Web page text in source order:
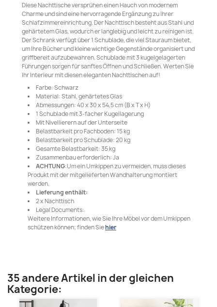
Diese Nachttische versprühen einen Hauch von modernem
Charme und sind eine hervorragende Ergänzung zu Ihrer
Schlafzimmereinrichtung. Der Nachttisch besteht aus Stahl und
gehärtetem Glas, wodurch er langlebig und leicht zu reinigen ist.
Der Schrank verfügt über 1 Schublade, die viel Stauraum bietet,
um Ihre Bücher und kleine wichtige Gegenstände organisiert und
griffbereit aufzubewahren. Schublade mit 3 kugelgelagerten
Führungen sorgen für sanftes Öffnen und Schließen. Werten Sie
Ihr Interieur mit diesen eleganten Nachttischen auf!
Farbe: Schwarz
Material: Stahl, gehärtetes Glas
Abmessungen: 40 x 30 x 54,5 cm (B x T x H)
1 Schublade mit 3-facher Kugellagerung
Mit Nivellierern auf der Unterseite
Belastbarkeit pro Fachboden: 15 kg
Belastbarkeit pro Schublade: 20 kg
Gesamte Belastbarkeit: 35 kg
Zusammenbau erforderlich: Ja
ACHTUNG:Um ein Umkippen zu vermeiden, muss dieses
Produkt mit der mitgelieferten Wandhalterung montiert
werden.
Lieferung enthält:
2 x Nachttisch
Legal Documents:
Weitere Informationen, wie Sie Ihre Möbel vor dem Umkippen
schützen können; finden Siehier
35 andere Artikel in der gleichen
Kategorie: